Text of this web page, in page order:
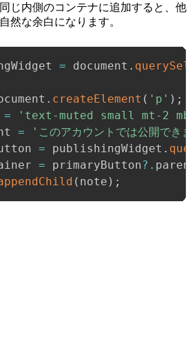
じ内側のコンテナに追加すると、他
然な余白になります。
= document .
. createElement ( 'p' ) ;
=
'text-muted small mt-2
=
'このアカウントでは公開でき
= publishingWidget .
= primaryButton?.
( note ) ;